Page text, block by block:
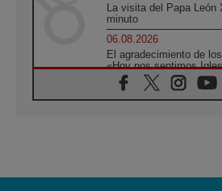
La visita del Papa
minuto
06.08.2026
El agradecimiento de
«Hoy nos sentimos
06.08.2026
Líbano: Reanudan los